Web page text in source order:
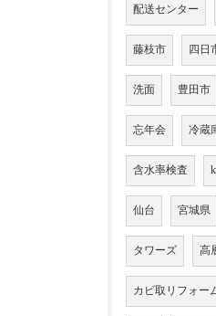
配送センター
藤枝市 四日
洗面 豊田市
忘年会 冷蔵
含水率検査
仙台 宮城県
タワーズ 高
カビ取リフォー